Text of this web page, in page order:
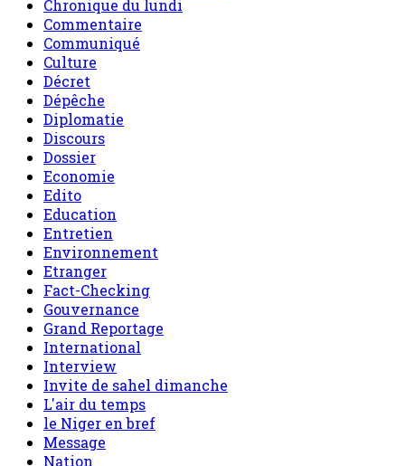
Chronique du lundi
Commentaire
Communiqué
Culture
Décret
Dépêche
Diplomatie
Discours
Dossier
Economie
Edito
Education
Entretien
Environnement
Etranger
Fact-Checking
Gouvernance
Grand Reportage
International
Interview
Invite de sahel dimanche
L'air du temps
le Niger en bref
Message
Nation